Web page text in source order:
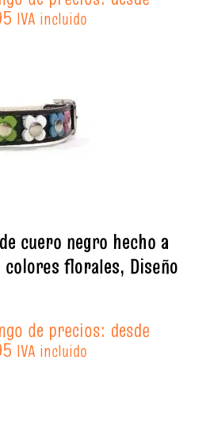
IVA incluido
cuero negro hecho a
florales, Diseño
de precios: desde
IVA incluido